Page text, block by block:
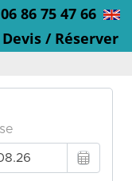
06 86 75 47 66
Devis / Réserver